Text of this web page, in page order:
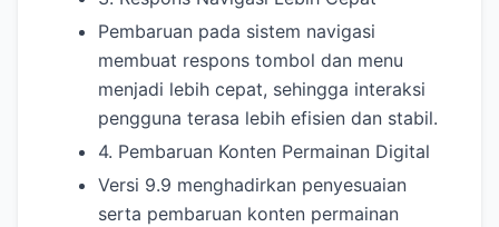
Pembaruan pada sistem navigasi
membuat respons tombol dan menu
menjadi lebih cepat, sehingga interaksi
pengguna terasa lebih efisien dan stabil.
4. Pembaruan Konten Permainan Digital
Versi 9.9 menghadirkan penyesuaian
serta pembaruan konten permainan